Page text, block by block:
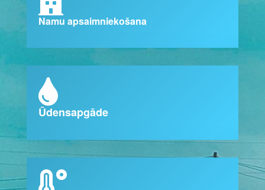
Namu apsaimniekošana
Ūdensapgāde